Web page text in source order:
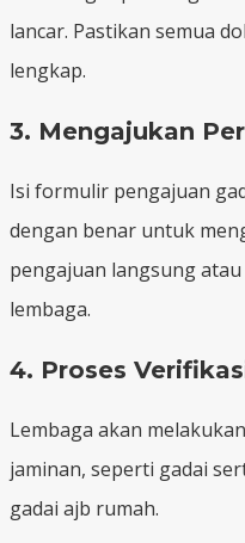
lancar. Pastikan semua
lengkap.
3. Mengajukan
Isi formulir pengajuan
dengan benar untuk
pengajuan langsung
lembaga.
4. Proses
Lembaga akan
jaminan, seperti gadai
gadai ajb rumah.